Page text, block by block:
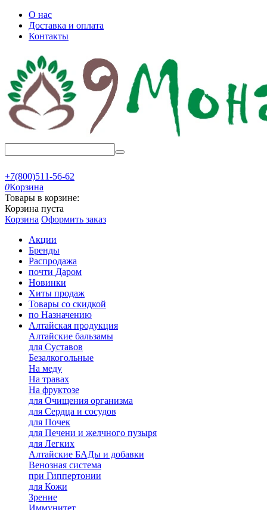
О нас
Доставка и оплата
Контакты
+7(800)511-56-62
0Корзина
Товары в корзине:
Корзина пуста
Корзина Оформить заказ
Акции
Бренды
Распродажа
почти Даром
Новинки
Хиты продаж
Товары со скидкой
по Назначению
Алтайская продукция
Алтайские бальзамы
для Суставов
Безалкогольные
На меду
На травах
На фруктозе
для Очищения организма
для Сердца и сосудов
для Почек
для Печени и желчного пузыря
для Легких
Алтайские БАДы и добавки
Венозная система
при Гиппертонии
для Кожи
Зрение
Иммунитет